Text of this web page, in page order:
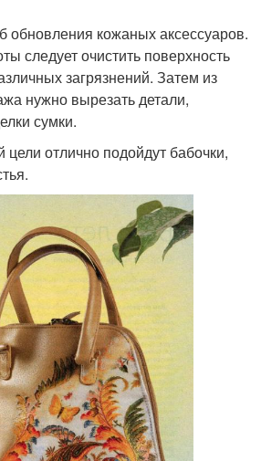
обновления кожаных аксессуаров.
следует очистить поверхность
загрязнений. Затем из
нужно вырезать детали,
сумки.
отлично подойдут бабочки,